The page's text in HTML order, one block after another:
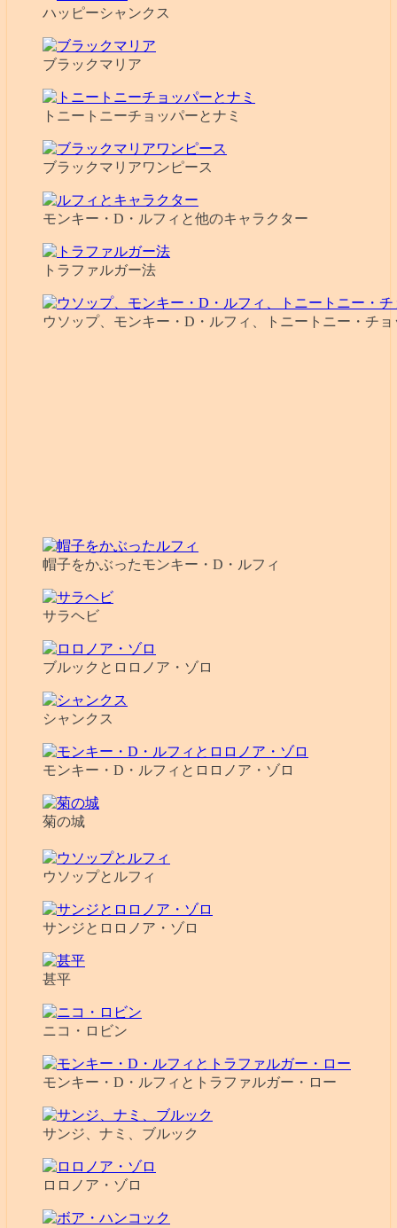
ハッピーシャンクス
ブラックマリア
トニートニーチョッパーとナミ
ブラックマリアワンピース
モンキー・D・ルフィと他のキャラクター
トラファルガー法
ウソップ、モンキー・D・ルフィ、トニートニー・チョ
帽子をかぶったモンキー・D・ルフィ
サラヘビ
ブルックとロロノア・ゾロ
シャンクス
モンキー・D・ルフィとロロノア・ゾロ
菊の城
ウソップとルフィ
サンジとロロノア・ゾロ
甚平
ニコ・ロビン
モンキー・D・ルフィとトラファルガー・ロー
サンジ、ナミ、ブルック
ロロノア・ゾロ